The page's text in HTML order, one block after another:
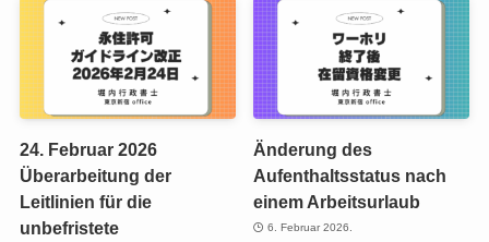
24. Februar 2026
Überarbeitung der
Leitlinien für die
unbefristete
Änderung des
Aufenthaltsstatus nach
einem Arbeitsurlaub
6. Februar 2026.